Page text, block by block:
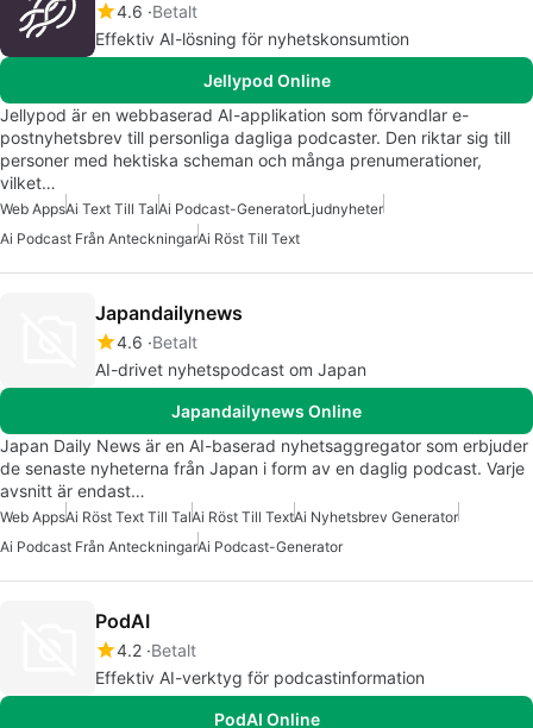
4.6 Betalt
Effektiv AI-lösning för nyhetskonsumtion
Jellypod Online
Jellypod är en webbaserad AI-applikation som förvandlar e-
postnyhetsbrev till personliga dagliga podcaster. Den riktar sig till
personer med hektiska scheman och många prenumerationer,
vilket…
Web AppsAi Text Till TalAi Podcast-GeneratorLjudnyheter
Ai Podcast Från AnteckningarAi Röst Till Text
Japandailynews
4.6 Betalt
AI-drivet nyhetspodcast om Japan
Japandailynews Online
Japan Daily News är en AI-baserad nyhetsaggregator som erbjuder
de senaste nyheterna från Japan i form av en daglig podcast. Varje
avsnitt är endast…
Web AppsAi Röst Text Till TalAi Röst Till TextAi Nyhetsbrev Generator
Ai Podcast Från AnteckningarAi Podcast-Generator
PodAI
4.2 Betalt
Effektiv AI-verktyg för podcastinformation
PodAI Online